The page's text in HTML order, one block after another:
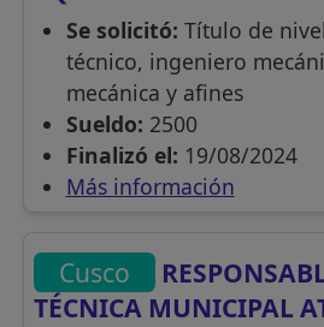
Se solicitó: Título de
técnico, ingeniero
mecánica y afines
Sueldo: 2500
Finalizó el: 19/08/2024
Más información
Cusco
TÉCNICA MUNICIPAL